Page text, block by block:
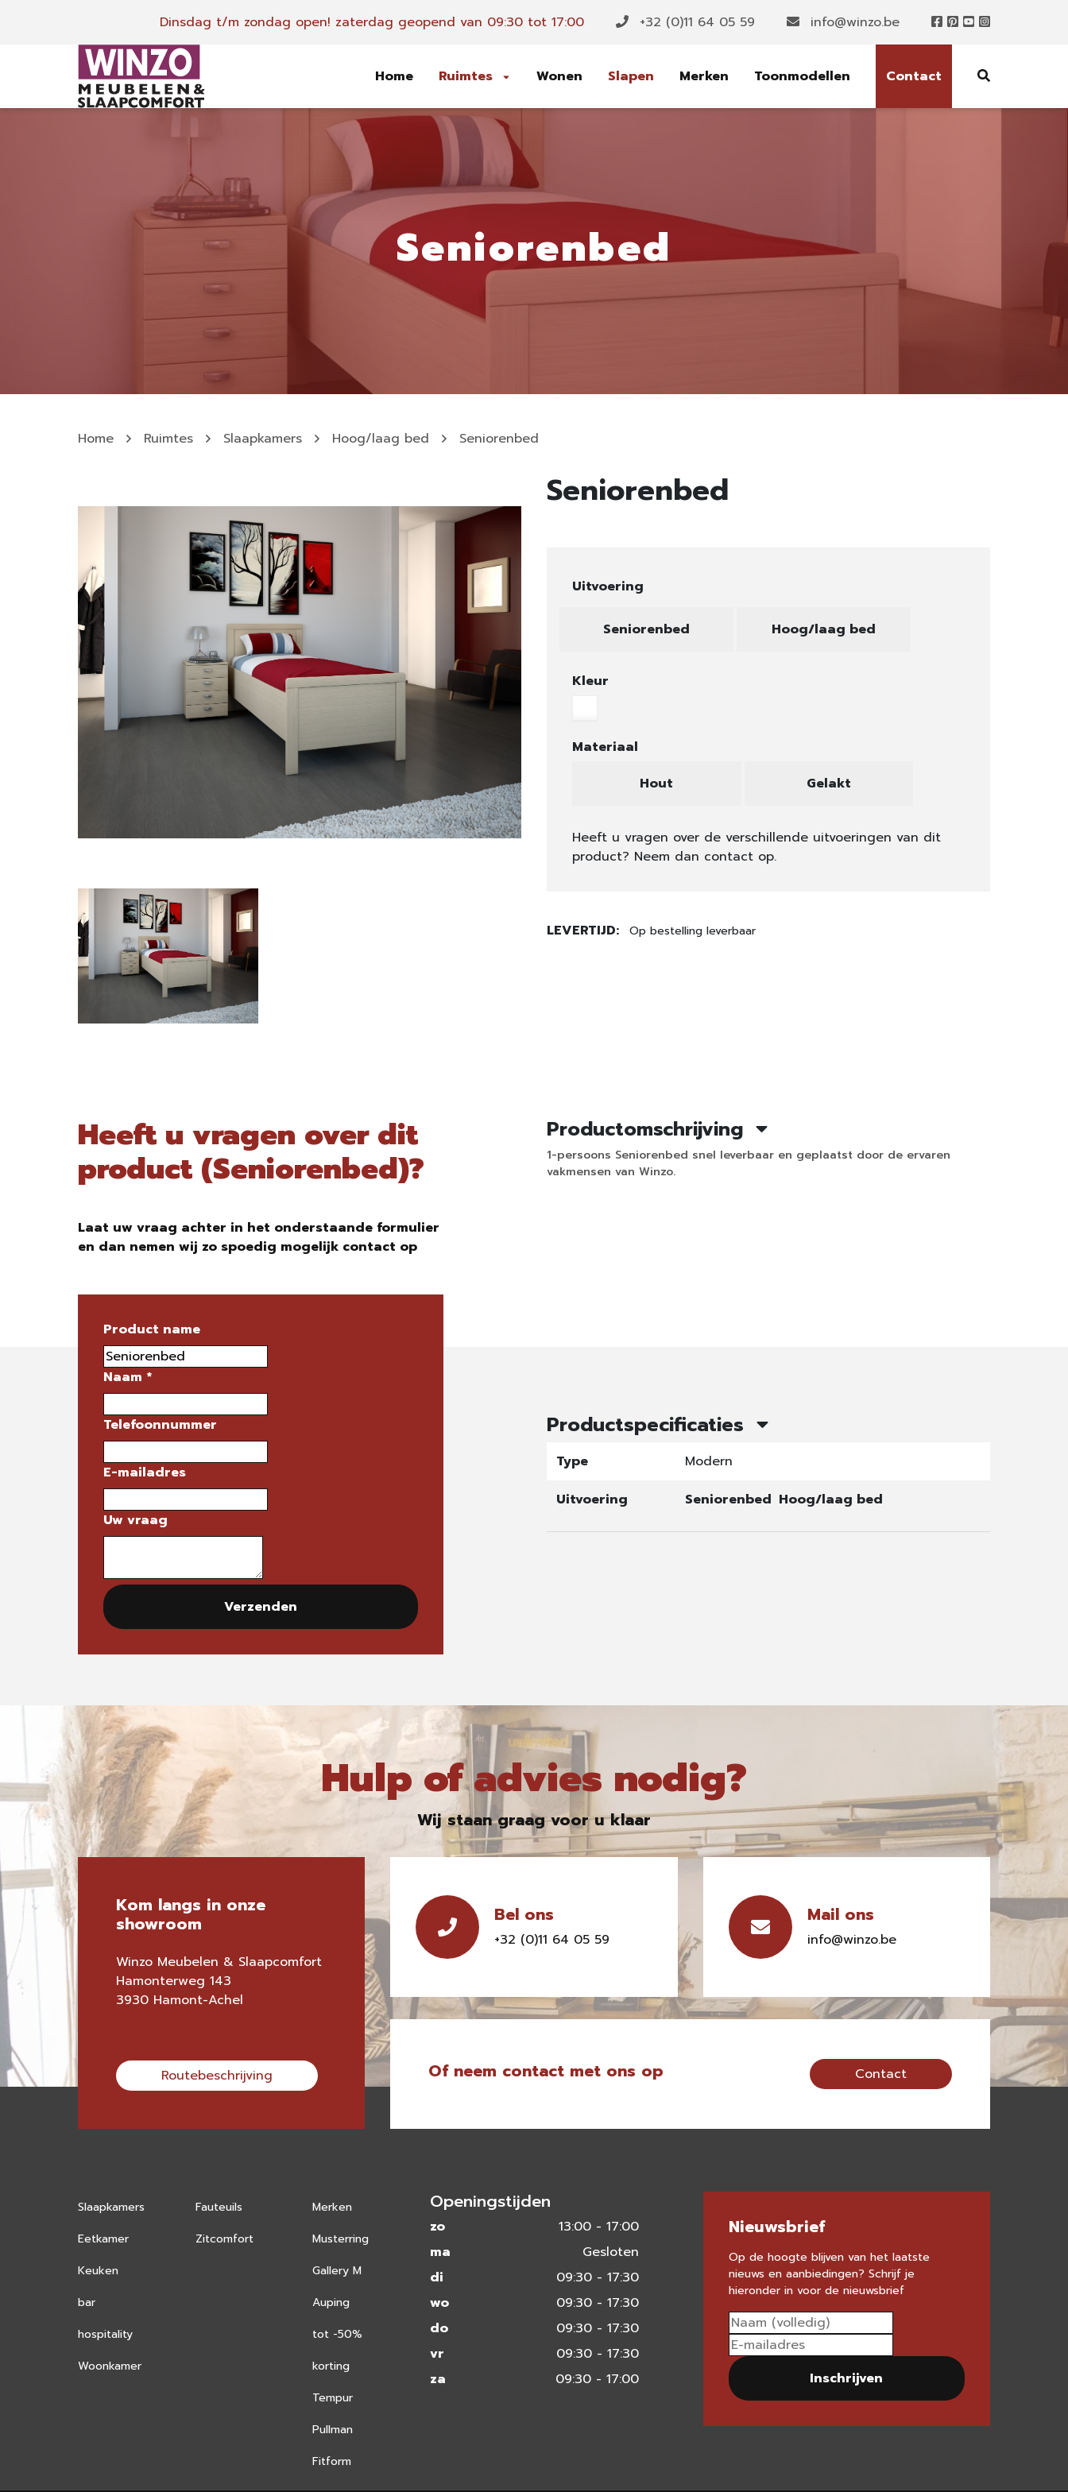
Dinsdag t/m zondag open! zaterdag geopend van 09:30 tot 17:00 +32 (0)11 64 05 59 info@winzo.be
Home Ruimtes Wonen Slapen Merken Toonmodellen Contact
Seniorenbed
Home Ruimtes Slaapkamers Hoog/laag bed Seniorenbed
Seniorenbed
Uitvoering
Seniorenbed Hoog/laag bed
Kleur
Materiaal
Hout
Gelakt
Heeft u vragen over de verschillende uitvoeringen van dit
product? Neem dan contact op.
LEVERTIJD: Op bestelling leverbaar
Heeft u vragen over dit
product (Seniorenbed)?
Laat uw vraag achter in het onderstaande formulier
en dan nemen wij zo spoedig mogelijk contact op
Product name
Naam *
Telefoonnummer
E-mailadres
Uw vraag
Verzenden
Productomschrijving
1-persoons Seniorenbed snel leverbaar en geplaatst door de ervaren
vakmensen van Winzo.
Productspecificaties
Type
Modern
Uitvoering
Seniorenbed Hoog/laag bed
Hulp of advies nodig?
Wij staan graag voor u klaar
Kom langs in onze
showroom
Winzo Meubelen & Slaapcomfort
Hamonterweg 143
3930 Hamont-Achel
Routebeschrijving
Bel ons
+32 (0)11 64 05 59
Mail ons
info@winzo.be
Of neem contact met ons op Contact
Slaapkamers
Eetkamer
Keuken
bar
hospitality
Woonkamer
Fauteuils
Zitcomfort
Merken
Musterring
Gallery M
Auping
tot -50%
korting
Tempur
Pullman
Fitform
Openingstijden
zo
13:00 - 17:00
ma
Gesloten
di
09:30 - 17:30
wo
09:30 - 17:30
do
09:30 - 17:30
vr
09:30 - 17:30
za
09:30 - 17:00
Nieuwsbrief
Op de hoogte blijven van het laatste
nieuws en aanbiedingen? Schrijf je
hieronder in voor de nieuwsbrief
Inschrijven